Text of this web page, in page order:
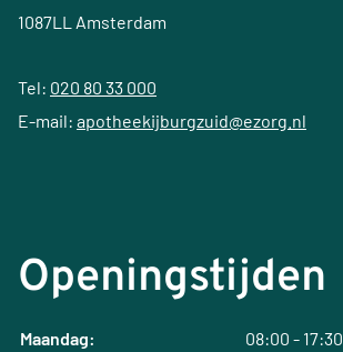
1087LL Amsterdam
Tel: 020 80 33 000
E-mail: apotheekijburgzuid@ezorg.nl
Openingstijden
Maandag:
08:00 - 17:30